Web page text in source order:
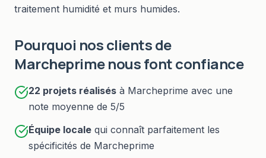
traitement humidité et murs humides.
Pourquoi nos clients de
Marcheprimenous font confiance
22 projets réalisés à Marcheprime avec une
note moyenne de 5/5
Équipe locale qui connaît parfaitement les
spécificités de Marcheprime